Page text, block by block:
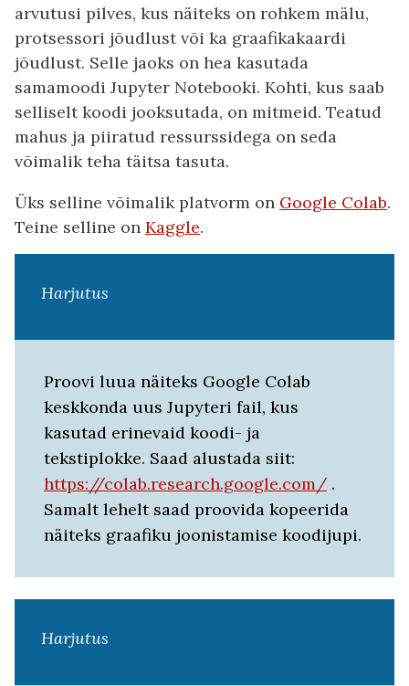
arvutusi pilves, kus näiteks on rohkem mälu,
protsessori jõudlust või ka graafikakaardi
jõudlust. Selle jaoks on hea kasutada
samamoodi Jupyter Notebooki. Kohti, kus saab
selliselt koodi jooksutada, on mitmeid. Teatud
mahus ja piiratud ressurssidega on seda
võimalik teha täitsa tasuta.
Üks selline võimalik platvorm on Google Colab.
Teine selline on Kaggle.
Harjutus
Proovi luua näiteks Google Colab
keskkonda uus Jupyteri fail, kus
kasutad erinevaid koodi- ja
tekstiplokke. Saad alustada siit:
https://colab.research.google.com/ .
Samalt lehelt saad proovida kopeerida
näiteks graafiku joonistamise koodijupi.
Harjutus